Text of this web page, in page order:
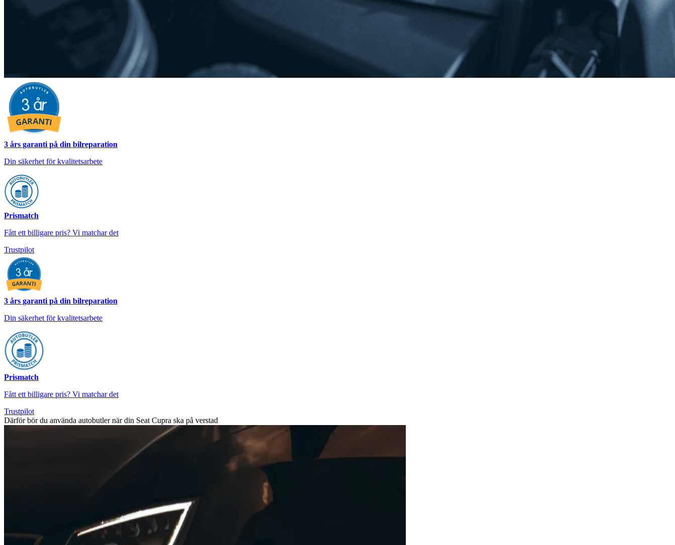
3 års garanti på din bilreparation
Din säkerhet för kvalitetsarbete
Prismatch
Fått ett billigare pris? Vi matchar det
Trustpilot
3 års garanti på din bilreparation
Din säkerhet för kvalitetsarbete
Prismatch
Fått ett billigare pris? Vi matchar det
Trustpilot
Därför bör du använda autobutler när din Seat Cupra ska på verstad